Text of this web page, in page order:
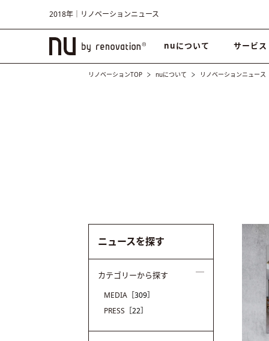
2018年｜リノベーションニュース
nuについて サービス
リノベーションTOP nuについて リノベーションニュース
ニュースを探す
カテゴリーから探す
MEDIA ［309］
PRESS ［22］